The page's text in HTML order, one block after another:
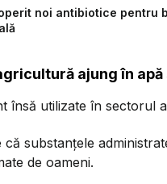
noi antibiotice pentru
ajung în apă
însă utilizate în sectorul
că substanțele
de oameni.